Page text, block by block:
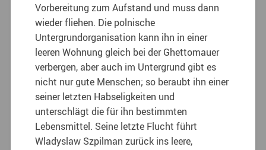
Vorbereitung zum Aufstand und muss dann
wieder fliehen. Die polnische
Untergrundorganisation kann ihn in einer
leeren Wohnung gleich bei der Ghettomauer
verbergen, aber auch im Untergrund gibt es
nicht nur gute Menschen; so beraubt ihn einer
seiner letzten Habseligkeiten und
unterschlägt die für ihn bestimmten
Lebensmittel. Seine letzte Flucht führt
Wladyslaw Szpilman zurück ins leere,